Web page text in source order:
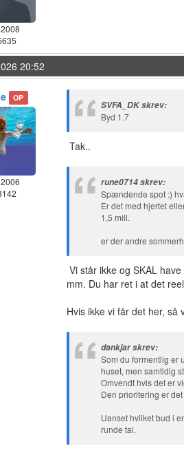
2008
20:52
OP
2006
SVFA_DK skrev:
Byd 1.7
Tak..
rune0714 skrev:
Spændende spot :)
Er det med hjertet
1,5 mill.
er der andre
Vi står ikke og SKAL
mm. Du har ret i at det
Hvis ikke vi får det her,
dankjar skrev:
Som du formentlig er
huset, men samtidig
Omvendt hvis det er
Den prioritering er
Uanset hvilket bud i
runde tal.